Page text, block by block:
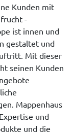
Kunden mit
-
ist innen und
gestaltet und
Mit dieser
seinen Kunden
Mappenhaus
und
und die